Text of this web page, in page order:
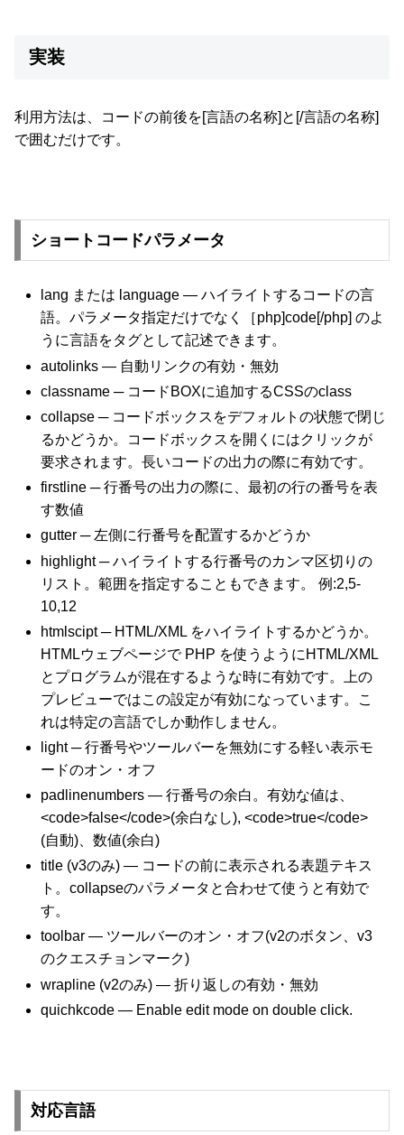
実装
利用方法は、コードの前後を[言語の名称]と[/言語の名称]
で囲むだけです。
ショートコードパラメータ
lang または language — ハイライトするコードの言
語。パラメータ指定だけでなく［php]code[/php] のよ
うに言語をタグとして記述できます。
autolinks — 自動リンクの有効・無効
classname ─ コードBOXに追加するCSSのclass
collapse ─ コードボックスをデフォルトの状態で閉じ
るかどうか。コードボックスを開くにはクリックが
要求されます。長いコードの出力の際に有効です。
firstline ─ 行番号の出力の際に、最初の行の番号を表
す数値
gutter ─ 左側に行番号を配置するかどうか
highlight ─ ハイライトする行番号のカンマ区切りの
リスト。範囲を指定することもできます。 例:2,5-
10,12
htmlscipt ─ HTML/XML をハイライトするかどうか。
HTMLウェブページで PHP を使うようにHTML/XML
とプログラムが混在するような時に有効です。上の
プレビューではこの設定が有効になっています。こ
れは特定の言語でしか動作しません。
light ─ 行番号やツールバーを無効にする軽い表示モ
ードのオン・オフ
padlinenumbers — 行番号の余白。有効な値は、
<code>false</code>(余白なし), <code>true</code>
(自動)、数値(余白)
title (v3のみ) — コードの前に表示される表題テキス
ト。collapseのパラメータと合わせて使うと有効で
す。
toolbar — ツールバーのオン・オフ(v2のボタン、v3
のクエスチョンマーク)
wrapline (v2のみ) — 折り返しの有効・無効
quichkcode — Enable edit mode on double click.
対応言語